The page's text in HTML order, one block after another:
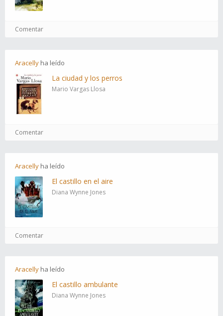
Comentar
Aracelly ha leído
La ciudad y los perros
Mario Vargas Llosa
Comentar
Aracelly ha leído
El castillo en el aire
Diana Wynne Jones
Comentar
Aracelly ha leído
El castillo ambulante
Diana Wynne Jones